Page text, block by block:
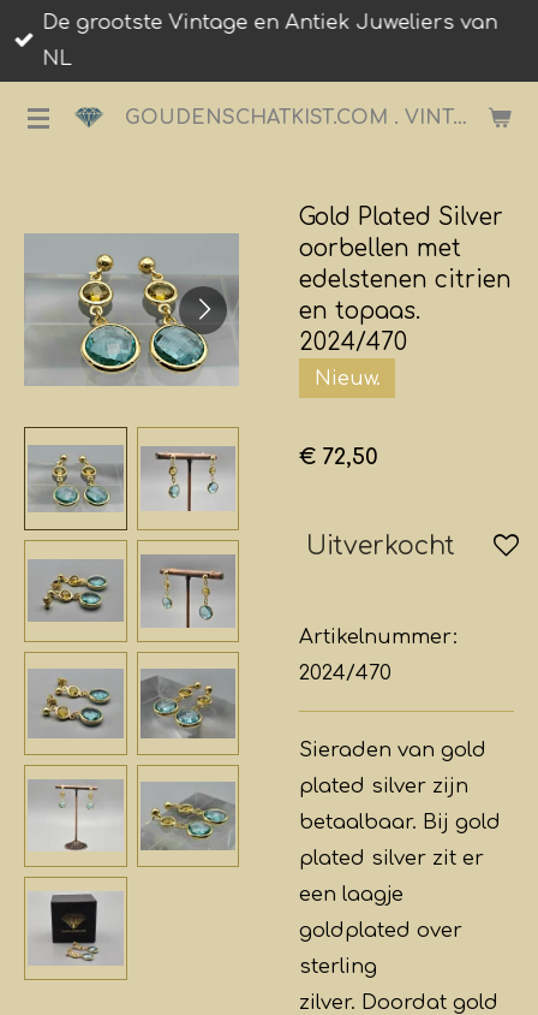
Ga
direct
de
GOUDENSCHATKIST.COM . VINTAGE JUWELIER.
De grootste Vintage en Antiek Juweliers van
NL
Gold Plated Silver
oorbellen met
edelstenen citrien
en topaas.
2024/470
Nieuw.
€ 72,50
Uitverkocht
Artikelnummer:
2024/470
Sieraden van gold
plated silver zijn
betaalbaar. Bij gold
plated silver zit er
een laagje
goldplated over
sterling
zilver. Doordat gold